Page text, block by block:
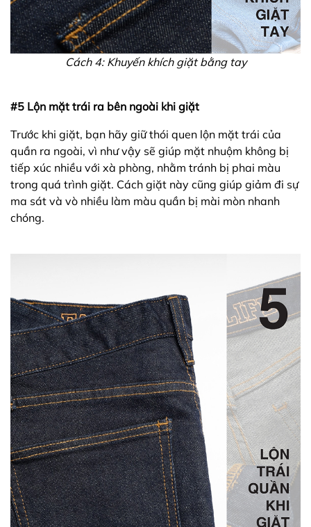
Cách 4: Khuyến khích giặt bằng tay
#5 Lộn mặt trái ra bên ngoài khi giặt
Trước khi giặt, bạn hãy giữ thói quen lộn mặt trái của
quần ra ngoài, vì như vậy sẽ giúp mặt nhuộm không bị
tiếp xúc nhiều với xà phòng, nhằm tránh bị phai màu
trong quá trình giặt. Cách giặt này cũng giúp giảm đi sự
ma sát và vò nhiều làm màu quần bị mài mòn nhanh
chóng.